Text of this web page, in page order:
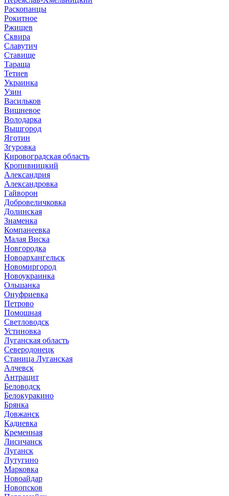
Раскопанцы
Рокитное
Ржищев
Сквира
Славутич
Ставище
Тараща
Тетиев
Украинка
Узин
Васильков
Вишневое
Володарка
Вышгород
Яготин
Згуровка
Кировоградская область
Кропивницкий
Александрия
Александровка
Гайворон
Добровеличковка
Долинская
Знаменка
Компанеевка
Малая Виска
Новгородка
Новоархангельск
Новомиргород
Новоукраинка
Ольшанка
Онуфриевка
Петрово
Помошная
Светловодск
Устиновка
Луганская область
Северодонецк
Станица Луганская
Алчевск
Антрацит
Беловодск
Белокуракино
Брянка
Довжанск
Кадиевка
Кременная
Лисичанск
Луганск
Лутугино
Марковка
Новоайдар
Новопсков